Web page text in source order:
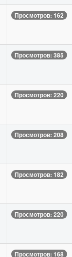
Просмотров: 162
Просмотров: 385
Просмотров: 220
Просмотров: 208
Просмотров: 182
Просмотров: 220
Просмотров: 168